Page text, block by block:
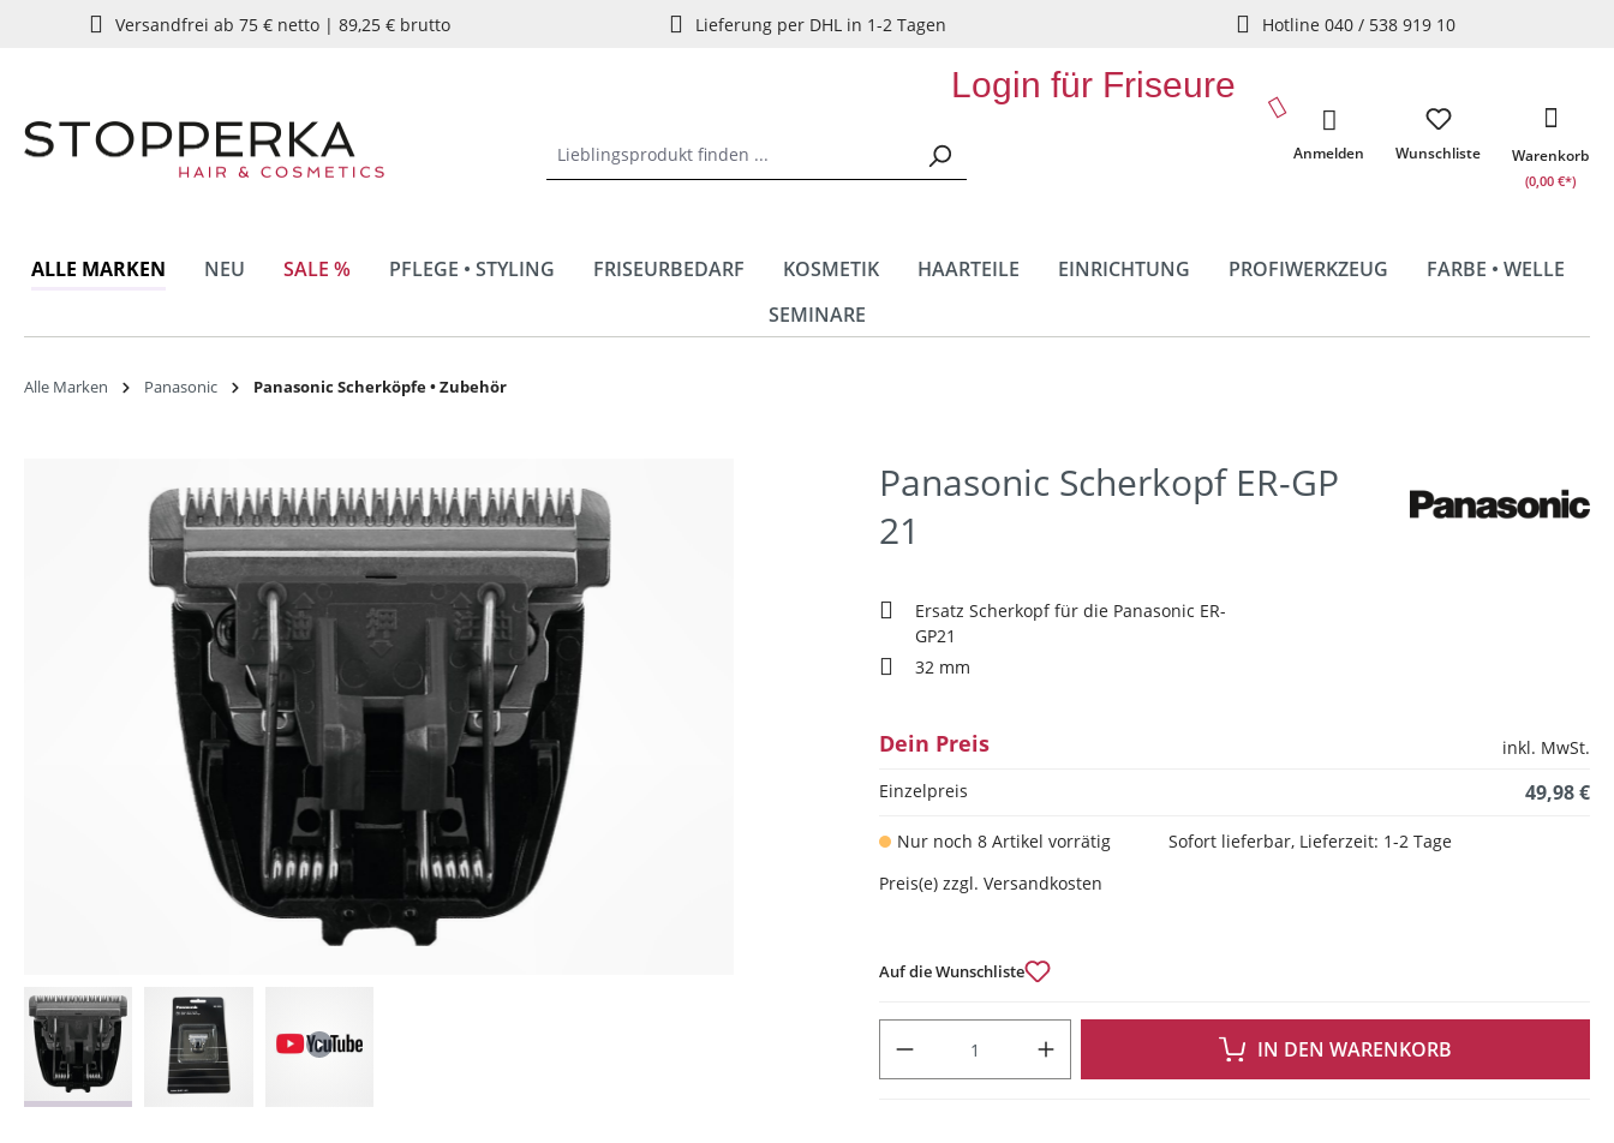
Zur Hauptnavigation springen
Versandfrei ab 75 € netto | 89,25 € brutto Lieferung per DHL in 1-2 Tagen Hotline 040 / 538 919 10
Login für Friseure
Wunschliste
Anmelden Warenkorb
(0,00 €*)
ALLE MARKEN NEU SALE % PFLEGE • STYLING FRISEURBEDARF KOSMETIK HAARTEILE EINRICHTUNG PROFIWERKZEUG
FARBE • WELLE
SEMINARE
Alle Marken Panasonic Panasonic Scherköpfe • Zubehör
Panasonic Scherkopf ER-GP
21
Ersatz Scherkopf für die Panasonic ER-
GP21
32 mm
Dein Preis
inkl. MwSt.
Einzelpreis
49,98 €
Nur noch 8 Artikel vorrätig
Sofort lieferbar, Lieferzeit: 1-2 Tage
Preis(e) zzgl. Versandkosten
Auf die Wunschliste
IN DEN WARENKORB